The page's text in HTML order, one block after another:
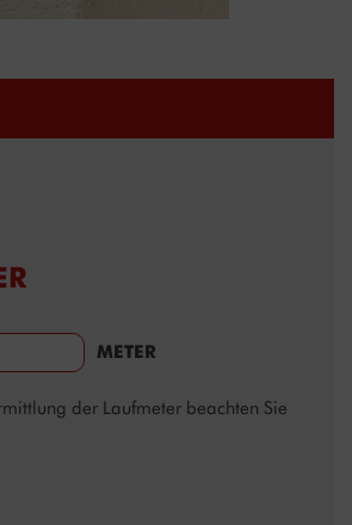
METER
der Laufmeter beachten Sie